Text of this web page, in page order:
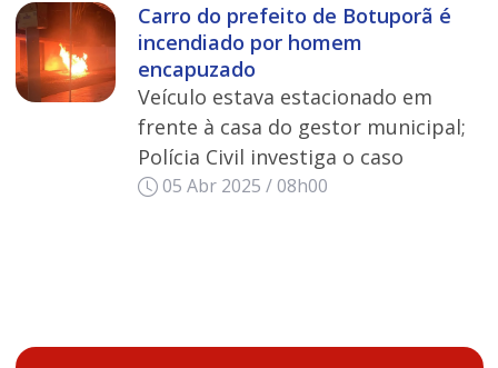
Carro do prefeito de Botuporã é
incendiado por homem
encapuzado
Veículo estava estacionado em
frente à casa do gestor municipal;
Polícia Civil investiga o caso
05 Abr 2025 / 08h00